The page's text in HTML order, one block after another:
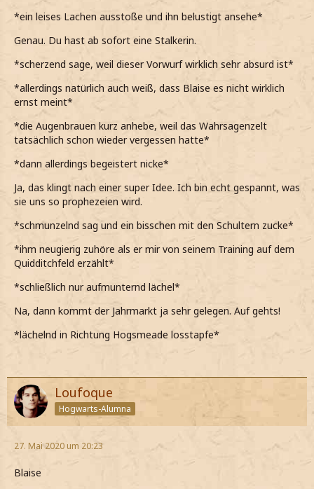
*ein leises Lachen ausstoße und ihn belustigt ansehe*
Genau. Du hast ab sofort eine Stalkerin.
*scherzend sage, weil dieser Vorwurf wirklich sehr absurd ist*
*allerdings natürlich auch weiß, dass Blaise es nicht wirklich
ernst meint*
*die Augenbrauen kurz anhebe, weil das Wahrsagenzelt
tatsächlich schon wieder vergessen hatte*
*dann allerdings begeistert nicke*
Ja, das klingt nach einer super Idee. Ich bin echt gespannt, was
sie uns so prophezeien wird.
*schmunzelnd sag und ein bisschen mit den Schultern zucke*
*ihm neugierig zuhöre als er mir von seinem Training auf dem
Quidditchfeld erzählt*
*schließlich nur aufmunternd lächel*
Na, dann kommt der Jahrmarkt ja sehr gelegen. Auf gehts!
*lächelnd in Richtung Hogsmeade losstapfe*
Loufoque
Hogwarts-Alumna
27. Mai 2020 um 20:23
Blaise